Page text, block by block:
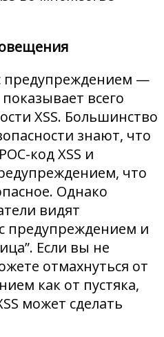
предупреждением —
всего
XSS. Большинство
знают, что
код XSS и
что
Однако
видят
предупреждением и
Если вы не
отмахнуться от
как от пустяка,
может сделать